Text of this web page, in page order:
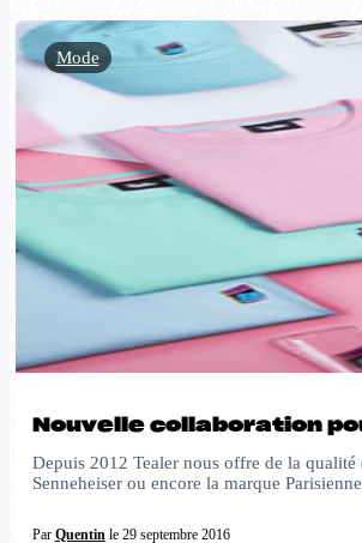
Nouvelle collaboration
Depuis 2012 Tealer nous offre de la
Senneheiser ou encore la marque
Par Quentinle 29 septembre 2016
Mode